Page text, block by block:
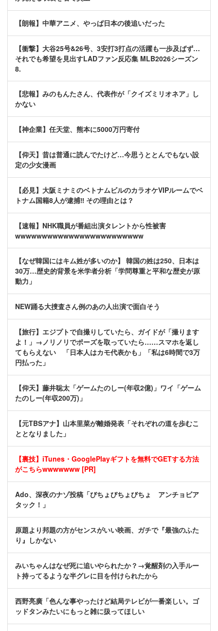
【朗報】中華アニメ、やっぱ日本の後追いだった
【衝撃】大谷25号&26号、3安打3打点の活躍も一歩及ばず…
それでも希望を見出すLADファン反応集 MLB2026シーズン
8.
【悲報】みのもんたさん、代表作が「クイズミリオネア」し
かない
【神企業】任天堂、熊本に5000万円寄付
【仰天】昔は普通に読んでたけど…今思うととんでもない設
定の少女漫画
【必見】大阪ミナミのベトナムビルのカラオケVIPルームでベ
トナム国籍8人が逮捕‼ その理由とは？
【速報】NHK職員が番組出演タレントから性被害
wwwwwwwwwwwwwwwwwwwwwwww
【なぜ韓国にはキム姓が多いのか】 韓国の姓は250、日本は
30万…歴史的背景を米学者分析「学問尊重と平和な歴史が原
動力」
NEW踊る大捜査さん例のあの人出演で面白そう
【旅行】エジプトで自撮りしていたら、ガイドが「撮ります
よ！」→ノリノリでポーズを取っていたら……スマホを返し
てもらえない 「日本人はカモ代表かも」「私は6時間で3万
円払った」
【仰天】藤井聡太「ゲームたのしー(年収2億)」ワイ「ゲーム
たのしー(年収200万)」
【元TBSアナ】山本里菜が離婚発表「それぞれの道を歩むこ
ととなりました」
【裏技】iTunes・GooglePlayギフトを無料でGETする方法
がこちらwwwwwww [PR]
Ado、深夜のナゾ投稿「びちょびちょびちょ アンチョビア
タック！」
原題より邦題の方がセンスがいい映画、ガチで『最強のふた
り』しかない
みいちゃんはなぜ死に追いやられたか？→覚醒剤の入手ルー
ト持ってるような半グレに目を付けられたから
西野亮廣「色んな事やったけど結局テレビが一番楽しい。ゴ
ッドタンみたいにもっと雑に扱ってほしい